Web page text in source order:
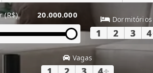
(R$) 20.000.000 Dormitórios
1 2 3 4
Vagas